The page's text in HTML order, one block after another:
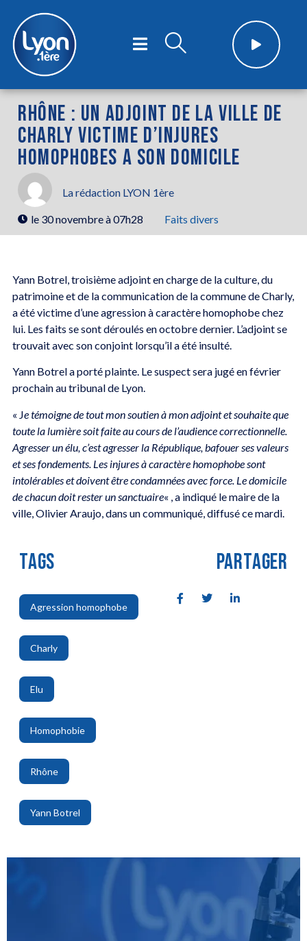
RHÔNE : UN ADJOINT DE LA VILLE DE
CHARLY VICTIME D’INJURES
HOMOPHOBES A SON DOMICILE
La rédaction LYON 1ère
le 30 novembre à 07h28 Faits divers
Yann Botrel, troisième adjoint en charge de la culture, du
patrimoine et de la communication de la commune de Charly,
a été victime d’une agression à caractère homophobe chez
lui. Les faits se sont déroulés en octobre dernier. L’adjoint se
trouvait avec son conjoint lorsqu’il a été insulté.
Yann Botrel a porté plainte. Le suspect sera jugé en février
prochain au tribunal de Lyon.
« Je témoigne de tout mon soutien à mon adjoint et souhaite que
toute la lumière soit faite au cours de l’audience correctionnelle.
Agresser un élu, c’est agresser la République, bafouer ses valeurs
et ses fondements. Les injures à caractère homophobe sont
intolérables et doivent être condamnées avec force. Le domicile
de chacun doit rester un sanctuaire« , a indiqué le maire de la
ville, Olivier Araujo, dans un communiqué, diffusé ce mardi.
TAGS
Agression homophobe
,
Charly
,
Elu
,
Homophobie
,
Rhône
,
Yann Botrel
PARTAGER